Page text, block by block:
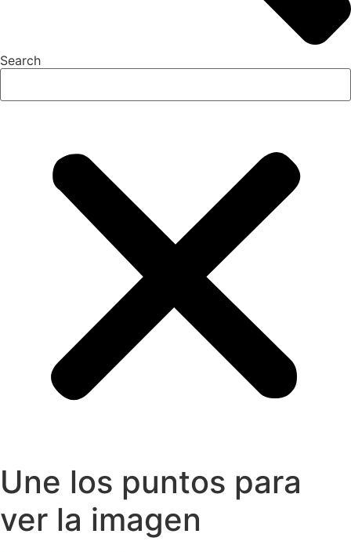
Search
Une los puntos para
ver la imagen